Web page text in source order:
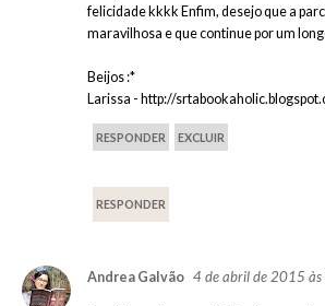
felicidade kkkk Enfim, desejo que a
maravilhosa e que continue por um
Beijos :*
Larissa - http://
RESPONDER EXCLUIR
RESPONDER
Andrea Galvão 4 de abril de 2015